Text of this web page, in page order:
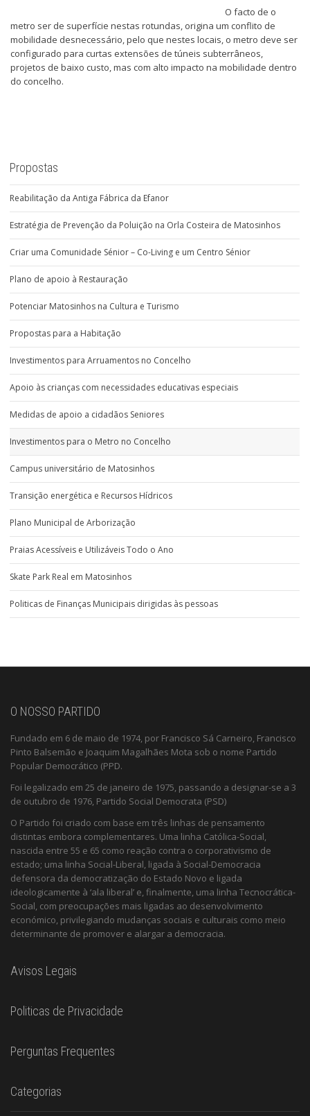
O facto de o
metro ser de superfície nestas rotundas, origina um conflito de
mobilidade desnecessário, pelo que nestes locais, o metro deve ser
configurado para curtas extensões de túneis subterrâneos,
projetos de baixo custo, mas com alto impacto na mobilidade dentro
do concelho.
Propostas
Reabilitação da Antiga Fábrica da Efanor
Estratégia de Prevenção da Poluição na Orla Costeira de Matosinhos
Criar uma Comunidade Sénior – Co-Living e um Centro Sénior
Plano de apoio à Restauração
Potenciar Matosinhos na Cultura e Turismo
Propostas para a Habitação
Investimentos para Arruamentos no Concelho
Apoio às crianças com necessidades educativas especiais
Medidas de apoio a cidadãos Seniores
Investimentos para o Metro no Concelho
Campus universitário de Matosinhos
Transição energética e Recursos Hídricos
Plano Municipal de Arborização
Praias Acessíveis e Utilizáveis Todo o Ano
Skate Park Real em Matosinhos
Politicas de Finanças Municipais dirigidas às pessoas
O NOSSO PARTIDO
Fundado em 6 de maio de 1974, por Francisco Sá Carneiro, Francisco
Pinto Balsemão e Joaquim Magalhães Mota sob o nome Partido
Popular Democrático (PPD.
Foi legalizado em 25 de janeiro de 1975, passando a designar-se a 3
de outubro de 1976, Partido Social Democrata (PSD)
O Partido foi criado com base em três linhas de pensamento
distintas embora complementares. Uma linha Católica-Social,
nascida entre 55 e 65 como reação contra o corporativismo de
estado; uma linha Social-Liberal, ligada à Social-Democracia
defensora da democratização do Estado Novo e ligada
ideologicamente à ‘ala liberal’ e, finalmente, uma linha Tecnocrática-
Social, com preocupações mais ligadas ao desenvolvimento
económico, privilegiando mudanças sociais e culturais como meio
determinante de promover e alargar a democracia.
Avisos Legais
Politicas de Privacidade
Perguntas Frequentes
Categorias